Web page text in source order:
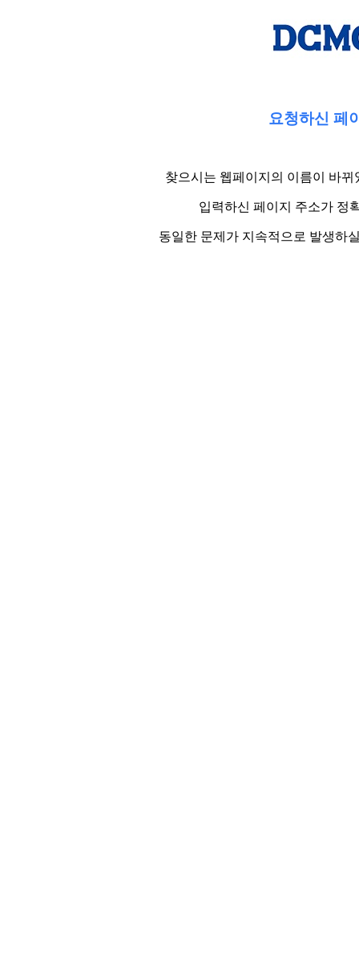
요청하신 페
찾으시는 웹페이지의 이름이 바
입력하신 페이지 주소가 정
동일한 문제가 지속적으로 발생하